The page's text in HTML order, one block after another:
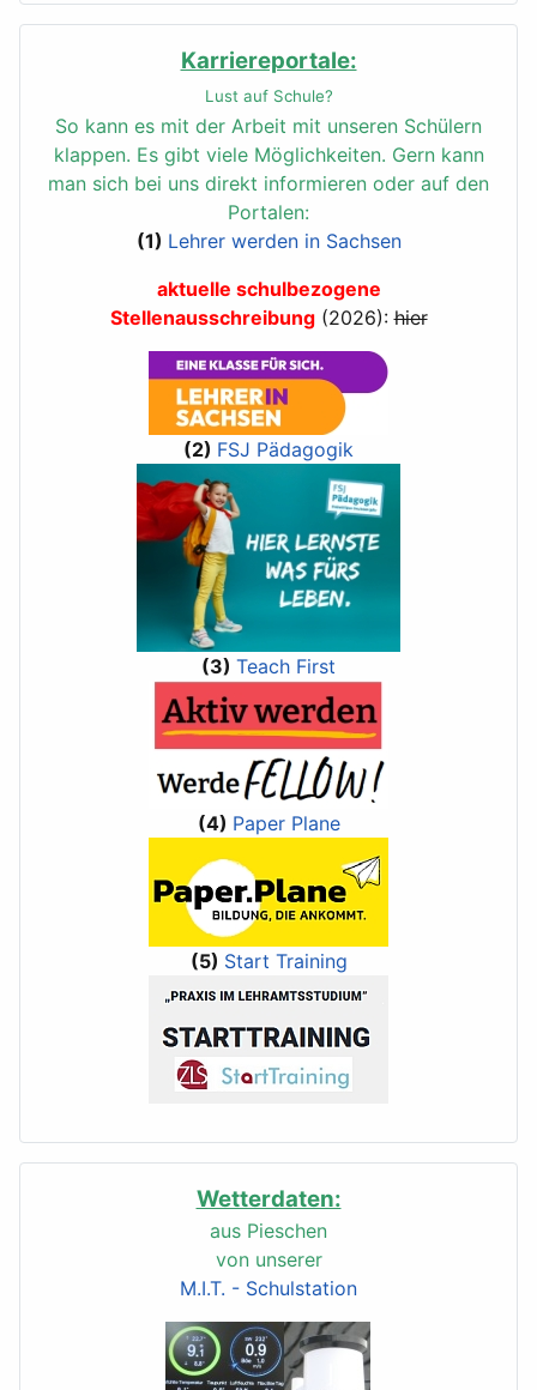
Karriereportale:
Lust auf Schule?
So kann es mit der Arbeit mit unseren Schülern
klappen. Es gibt viele Möglichkeiten. Gern kann
man sich bei uns direkt informieren oder auf den
Portalen:
(1) Lehrer werden in Sachsen
aktuelle schulbezogene
Stellenausschreibung(2026):hier
(2) FSJ Pädagogik
(3) Teach First
(4) Paper Plane
(5) Start Training
Wetterdaten:
aus Pieschen
von unserer
M.I.T. - Schulstation